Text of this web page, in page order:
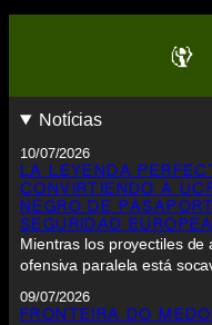
Notícias
10/07/2026
LA LEYENDA
CONVIRTIENDO A
NEGRO DE
SEGURIDAD EUROPEA
Mientras los proyectiles
ofensiva paralela está
09/07/2026
FRONTEIRA DO